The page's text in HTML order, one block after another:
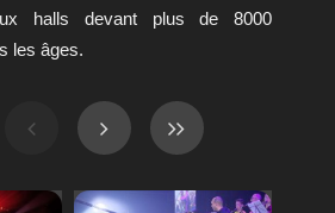
halls devant plus de 8000
les âges.